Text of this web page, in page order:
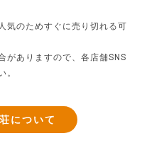
気のためすぐに売り切れる可
がありますので、各店舗SNS
。
について